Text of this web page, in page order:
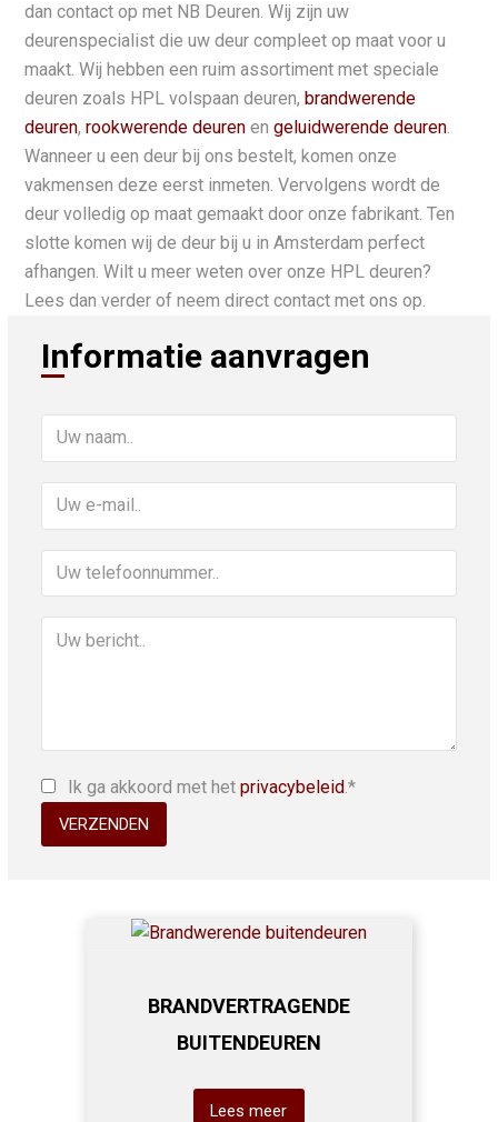
dan contact op met NB Deuren. Wij zijn uw
deurenspecialist die uw deur compleet op maat voor u
maakt. Wij hebben een ruim assortiment met speciale
deuren zoals HPL volspaan deuren,brandwerende
deuren,rookwerende deuren engeluidwerende deuren.
Wanneer u een deur bij ons bestelt, komen onze
vakmensen deze eerst inmeten. Vervolgens wordt de
deur volledig op maat gemaakt door onze fabrikant. Ten
slotte komen wij de deur bij u in Amsterdam perfect
afhangen. Wilt u meer weten over onze HPL deuren?
Lees dan verder of neem direct contact met ons op.
Informatie aanvragen
Ik ga akkoord met hetprivacybeleid.*
BRANDVERTRAGENDE
BUITENDEUREN
Lees meer